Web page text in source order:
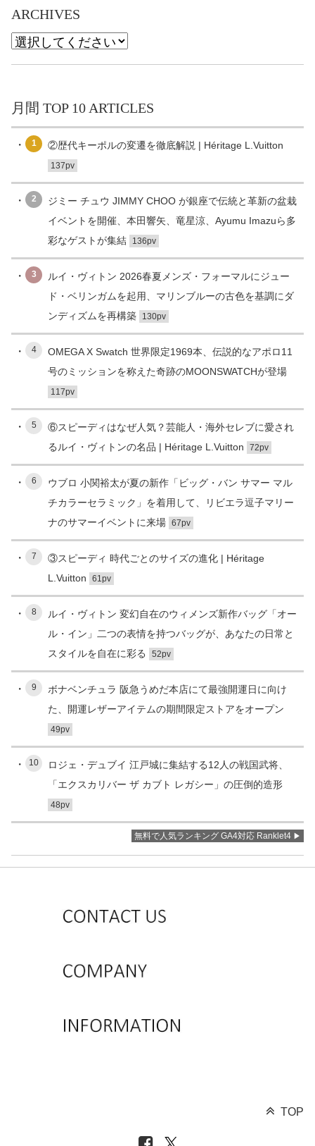
ARCHIVES
月間 TOP 10 ARTICLES
1 ②歴代キーポルの変遷を徹底解説 | Héritage L.Vuitton
137pv
2
ジミー チュウ JIMMY CHOO が銀座で伝統と革新の盆栽
イベントを開催、本田響矢、竜星涼、Ayumu Imazuら多
彩なゲストが集結
136pv
3
ルイ・ヴィトン 2026春夏メンズ・フォーマルにジュー
ド・ベリンガムを起用、マリンブルーの古色を基調にダ
ンディズムを再構築
130pv
4
OMEGA X Swatch 世界限定1969本、伝説的なアポロ11
号のミッションを称えた奇跡のMOONSWATCHが登場
117pv
5
⑥スピーディはなぜ人気？芸能人・海外セレブに愛され
るルイ・ヴィトンの名品 | Héritage L.Vuitton
72pv
6
ウブロ 小関裕太が夏の新作「ビッグ・バン サマー マル
チカラーセラミック」を着用して、リビエラ逗子マリー
ナのサマーイベントに来場 67pv
7
③スピーディ 時代ごとのサイズの進化 | Héritage
L.Vuitton
61pv
8
ルイ・ヴィトン 変幻自在のウィメンズ新作バッグ「オー
ル・イン」二つの表情を持つバッグが、あなたの日常と
スタイルを自在に彩る
52pv
9
ボナベンチュラ 阪急うめだ本店にて最強開運日に向け
た、開運レザーアイテムの期間限定ストアをオープン
49pv
10
ロジェ・デュブイ 江戸城に集結する12人の戦国武将、
「エクスカリバー ザ カブト レガシー」の圧倒的造形
48pv
無料で人気ランキング GA4対応 Ranklet4
TOP